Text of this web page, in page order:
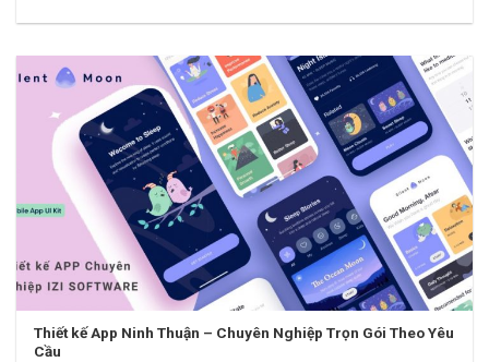
Thiết kế App Ninh Thuận – Chuyên Nghiệp Trọn Gói Theo Yêu
Cầu